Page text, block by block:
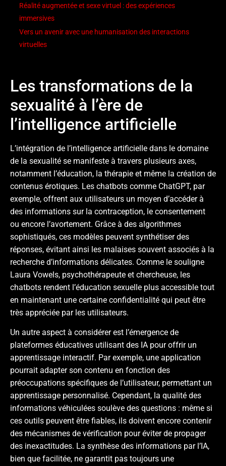
Réalité augmentée et sexe virtuel : des expériences
immersives
Vers un avenir avec une humanisation des interactions
virtuelles
Les transformations de la
sexualité à l’ère de
l’intelligence artificielle
L’intégration de l’intelligence artificielle dans le domaine
de la sexualité se manifeste à travers plusieurs axes,
notamment l’éducation, la thérapie et même la création de
contenus érotiques. Les chatbots comme ChatGPT, par
exemple, offrent aux utilisateurs un moyen d’accéder à
des informations sur la contraception, le consentement
ou encore l’avortement. Grâce à des algorithmes
sophistiqués, ces modèles peuvent synthétiser des
réponses, évitant ainsi les malaises souvent associés à la
recherche d’informations délicates. Comme le souligne
Laura Vowels, psychothérapeute et chercheuse, les
chatbots rendent l’éducation sexuelle plus accessible tout
en maintenant une certaine confidentialité qui peut être
très appréciée par les utilisateurs.
Un autre aspect à considérer est l’émergence de
plateformes éducatives utilisant des IA pour offrir un
apprentissage interactif. Par exemple, une application
pourrait adapter son contenu en fonction des
préoccupations spécifiques de l’utilisateur, permettant un
apprentissage personnalisé. Cependant, la qualité des
informations véhiculées soulève des questions : même si
ces outils peuvent être fiables, ils doivent encore contenir
des mécanismes de vérification pour éviter de propager
des inexactitudes. La synthèse des informations par l’IA,
bien que facilitée, ne garantit pas toujours une